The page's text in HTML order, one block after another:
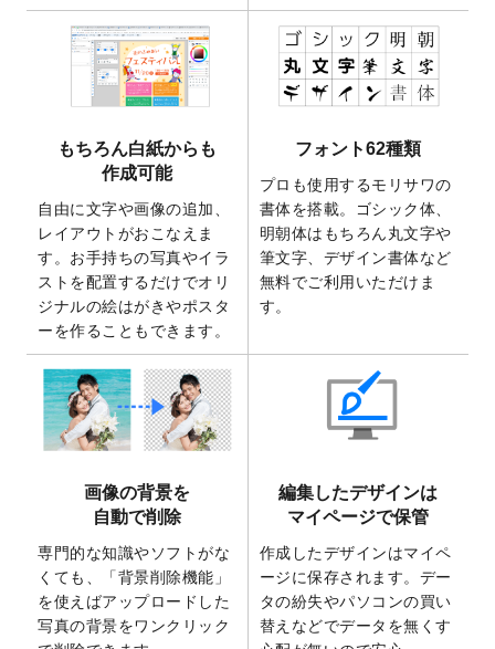
を公開いたしました。
2025/9/10
喪中はがき・寒中見舞いのデザインテンプ
レートを公開いたしました。
2025/8/1
9,160万点以上の写真やイラスト素材が無料
2025/7/30
キャンバスプリントのデザインテンプレー
トを追加いたしました。
2025/6/30
暑中見舞いのデザインテンプレートを追加
しました。
2025/6/27
キャンバスプリントのデザインテンプレー
トを追加いたしました。
2025/6/24
2026年版1月始まりのカレンダーデザイン
テンプレートを公開いたしました。
2025/6/9
「背景削除機能
」を実装しました。
2025/4/3
DMのデザインテンプレートを追加しまし
た。
を追加しました。
マスキングテープのデザインテンプレート
を追加しました。
2025/1/15
配置できるデータ形式が増えました。
（pdf、psd、eps、tifに対応）
2024/12/24
2025年版4月始まりのカレンダーデザイン
もちろん白紙からも
作成可能
自由に文字や画像の追加、
レイアウトがおこなえま
す。お手持ちの写真やイラ
ストを配置するだけでオリ
ジナルの絵はがきやポスタ
ーを作ることもできます。
フォント62種類
プロも使用するモリサワの
書体を搭載。ゴシック体、
明朝体はもちろん丸文字や
筆文字、デザイン書体など
無料でご利用いただけま
す。
画像の背景を
自動で削除
専門的な知識やソフトがな
くても、「背景削除機能」
を使えばアップロードした
写真の背景をワンクリック
編集したデザインは
マイページで保管
作成したデザインはマイペ
ージに保存されます。デー
タの紛失やパソコンの買い
替えなどでデータを無くす